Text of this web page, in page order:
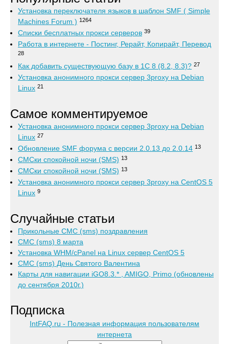
Установка переключателя языков в шаблон SMF ( Simple
Machines Forum ) 1264
Списки бесплатных прокси серверов 39
Работа в интернете - Постинг, Рерайт, Копирайт, Перевод
28
Как добавить существующую базу в 1С 8 (8.2, 8.3)? 27
Установка анонимного прокси сервер 3proxy на Debian
Linux 21
Самое комментируемое
Установка анонимного прокси сервер 3proxy на Debian
Linux 27
Обновление SMF форума с версии 2.0.13 до 2.0.14 13
СМСки спокойной ночи (SMS) 13
СМСки спокойной ночи (SMS) 13
Установка анонимного прокси сервер 3proxy на CentOS 5
Linux 9
Случайные статьи
Прикольные СМС (sms) поздравления
СМС (sms) 8 марта
Установка WHM/cPanel на Linux сервер CentOS 5
СМС (sms) День Святого Валентина
Карты для навигации iGO8.3.* , AMIGO, Primo (обновлены
до сентября 2010г.)
Подписка
IntFAQ.ru - Полезная информация пользователям
интернета